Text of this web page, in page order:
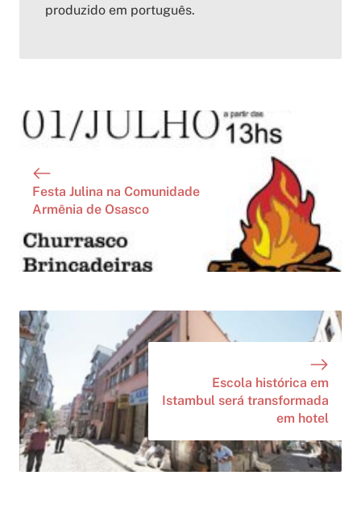
produzido em português.
Festa Julina na Comunidade
Armênia de Osasco
Escola histórica em
Istambul será transformada
em hotel